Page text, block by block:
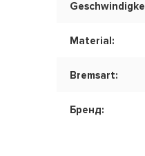
Material:
Bremsart:
Бренд: